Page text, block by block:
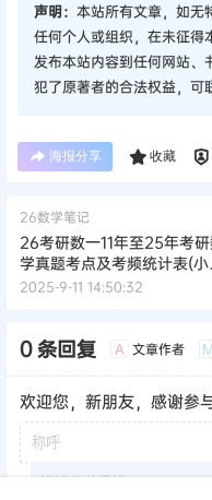
声明： 本站所有文章，如无
任何个人或组织，在未征得
发布本站内容到任何网站、
犯了原著者的合法权益，可
海报分享 收藏
26数学笔记
26考研数一11年至25年考
学真题考点及考频统计表(小
易)
2025-9-11 14:50:32
0 条回复 A 文章作者
欢迎您，新朋友，感谢参